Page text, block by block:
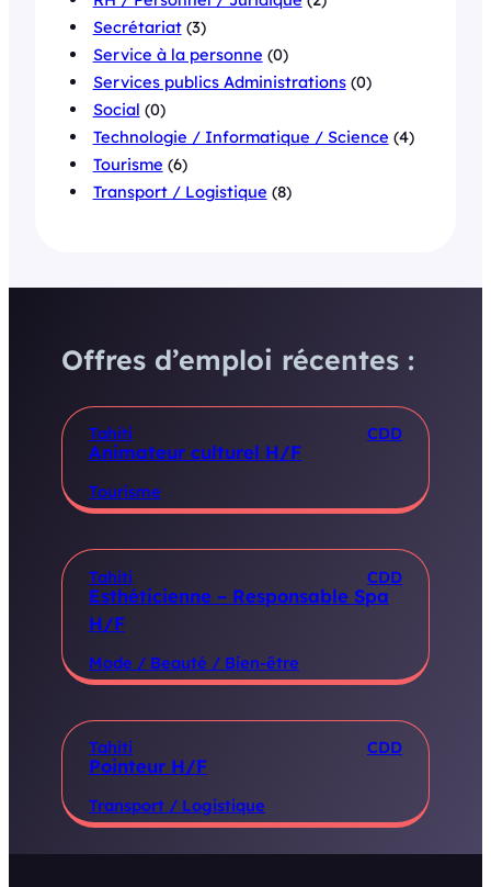
Secrétariat(3)
Service à la personne (0)
Services publics Administrations(0)
Social (0)
Technologie / Informatique / Science (4)
Tourisme (6)
Transport / Logistique (8)
Offres d’emploi récentes :
Tahiti CDD
Animateur culturel H/F
Tourisme
Tahiti CDD
Esthéticienne – Responsable Spa
H/F
Mode / Beauté / Bien-être
Tahiti CDD
Pointeur H/F
Transport / Logistique